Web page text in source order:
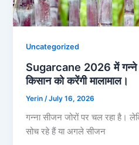
Uncategorized
Sugarcane 2026 में गन्ने
किसान को करेंगी मालामाल।
Yerin /July 16, 2026
गन्ना सीजन जोरों पर चल रहा है।
सोच रहे हैं या अगले सीजन